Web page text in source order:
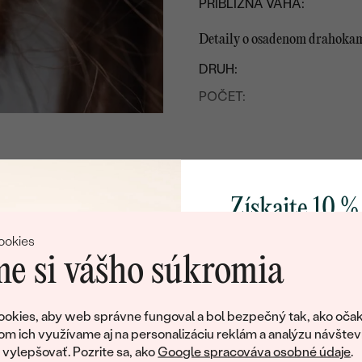
si vášho súkromia
aby web správne fungoval a bol bezpečný tak, ako
ich využívame aj na personalizáciu reklám a analýzu
Pozrite sa, ako Google spracováva osobné údaje.
PRIBLIŽNÁ VÁHA:
Detaily o osadenom
DRUH:
POČET:
FARBA:
BRUS :
PÔVOD:
ale tento šperk si už svojích majiteľov
Získajte 10
poctivo vyrábaných
Ako darček na
obratom pošleme